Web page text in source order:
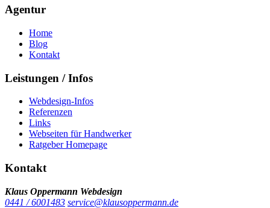
Agentur
Home
Blog
Kontakt
Leistungen / Infos
Webdesign-Infos
Referenzen
Links
Webseiten für Handwerker
Ratgeber Homepage
Kontakt
Klaus Oppermann Webdesign
0441 / 6001483 service@klausoppermann.de